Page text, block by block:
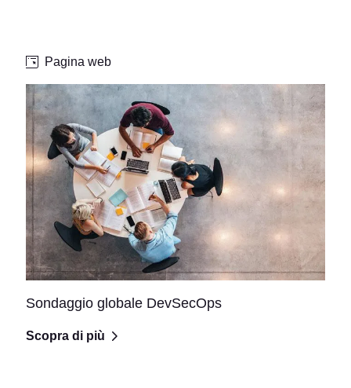
Pagina web
Sondaggio globale DevSecOps
Scopra di più